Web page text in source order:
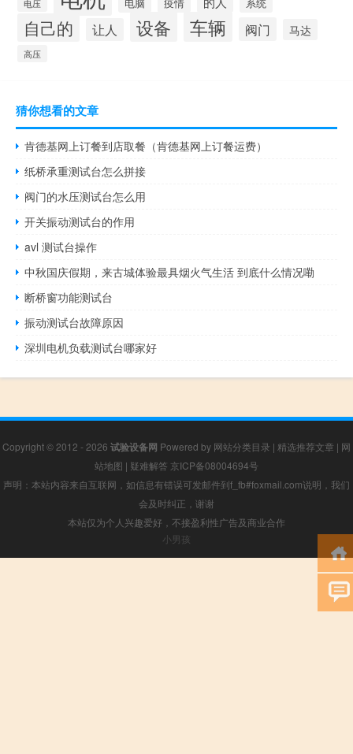
电压
自己的 让人 设备 车辆 阀门 马达
高压
猜你想看的文章
肯德基网上订餐到店取餐（肯德基网上订餐运费）
纸桥承重测试台怎么拼接
阀门的水压测试台怎么用
开关振动测试台的作用
avl 测试台操作
中秋国庆假期，来古城体验最具烟火气生活 到底什么情况嘞
断桥窗功能测试台
振动测试台故障原因
深圳电机负载测试台哪家好
Copyright © 2012 - 2026 试验设备网 Powered by 网站分类目录 | 精选推荐文章 | 网
站地图 | 疑难解答 京ICP备08004694号
声明：本站内容来自互联网，如信息有错误可发邮件到f_fb#foxmail.com说明，我们
会及时纠正，谢谢
本站仅为个人兴趣爱好，不接盈利性广告及商业合作
小男孩